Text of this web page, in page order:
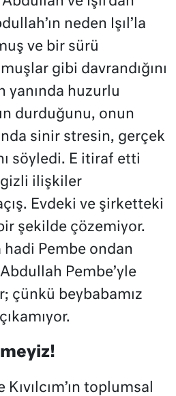
neden Işıl’la
ve bir sürü
gibi davrandığını
yanında huzurlu
durduğunu, onun
sinir stresin, gerçek
söyledi. E itiraf etti
ilişkiler
Evdeki ve şirketteki
şekilde çözemiyor.
hadi Pembe ondan
Pembe’yle
çünkü beybabamız
toplumsal